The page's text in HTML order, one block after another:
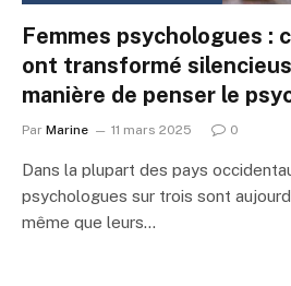
Femmes psychologues :
ont transformé
manière de penser le
Par Marine 11 mars 2025 0
Dans la plupart des pays
psychologues sur trois sont
même que leurs…